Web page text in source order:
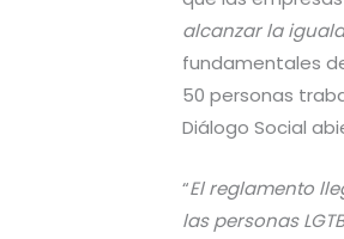
alcanzar la
fundamentales
50 personas
Diálogo Social
“El reglamento
las personas